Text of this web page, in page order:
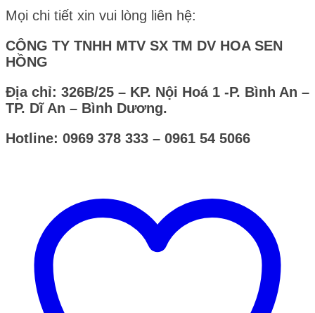
Mọi chi tiết xin vui lòng liên hệ:
CÔNG TY TNHH MTV SX TM DV HOA SEN
HỒNG
Địa chỉ: 326B/25 – KP. Nội Hoá 1 -P. Bình An –
TP. Dĩ An – Bình Dương.
Hotline: 0969 378 333 – 0961 54 5066